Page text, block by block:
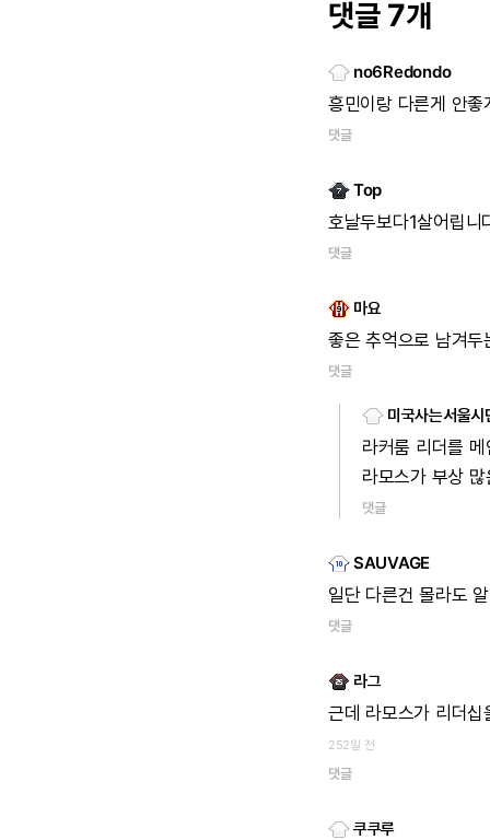
댓글 7개
no6Redondo
흥민이랑 다른게 안좋
댓글
Top
호날두보다1살어립니
댓글
마요
좋은 추억으로 남겨두
댓글
미국사는서울시
라커룸 리더를 메
라모스가 부상 많
댓글
SAUVAGE
일단 다른건 몰라도
댓글
라그
근데 라모스가 리더십
252일 전
댓글
쿠쿠루